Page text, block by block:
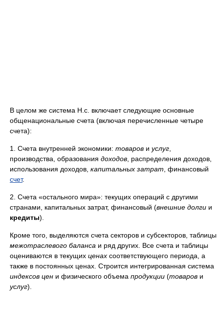
В целом же система Н.с. включает следующие основные
общенациональные счета (включая перечисленные четыре
счета):
1. Счета внутренней экономики: товаров и услуг
производства, образования доходов , распределения доходов,
использования доходов, капитальных затрат , финансовый
счет.
2. Счета «остального мира»: текущих операций с другими
странами, капитальных затрат, финансовый (внешние долги и
кредиты).
Кроме того, выделяются счета секторов и субсекторов, таблицы
межотраслевого баланса и ряд других. Все счета и таблицы
оцениваются в текущих ценах соответствующего периода, а
также в постоянных ценах. Строится интегрированная система
индексов цен и физического объема продукции (товаров и
услуг).